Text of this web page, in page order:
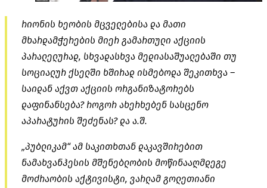
რიონის ხეობის მცველებისა და მათი
მხარდამჭერების მიერ გამართული აქციის
პარალელურად, სხვადასხვა მედიასაშუალებაში თუ
სოციალურ ქსელში ხშირად ისმებოდა შეკითხვა –
საიდან აქვთ აქციის ორგანიზატორებს
დაფინანსება? როგორ ახერხებენ სასცენო
აპარატურის შეძენას? და ა.შ.
„პუბლიკამ“ ამ საკითხთან დაკავშირებით
ნამახვანჰესის მშენებლობის მოწინააღმდეგე
მოძრაობის აქტივისტი, ვარლამ გოლეთიანი